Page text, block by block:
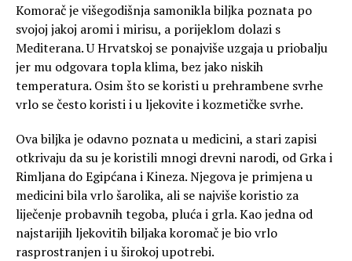
Komorač je višegodišnja samonikla biljka poznata po
svojoj jakoj aromi i mirisu, a porijeklom dolazi s
Mediterana. U Hrvatskoj se ponajviše uzgaja u priobalju
jer mu odgovara topla klima, bez jako niskih
temperatura. Osim što se koristi u prehrambene svrhe
vrlo se često koristi i u ljekovite i kozmetičke svrhe.
Ova biljka je odavno poznata u medicini, a stari zapisi
otkrivaju da su je koristili mnogi drevni narodi, od Grka i
Rimljana do Egipćana i Kineza. Njegova je primjena u
medicini bila vrlo šarolika, ali se najviše koristio za
liječenje probavnih tegoba, pluća i grla. Kao jedna od
najstarijih ljekovitih biljaka koromač je bio vrlo
rasprostranjen i u širokoj upotrebi.